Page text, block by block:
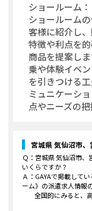
ショールーム：
ショールーム
客様に紹介し
特徴や利点を
商品を提案し
乗や体験イベ
を引きつける
ミュニケーシ
点やニーズの把
宮城県 気仙沼市、
Ｑ： 宮城県 気仙沼市、
いくらですか？
Ａ：GAYAで掲載してい
ーム》 の派遣求人情報
全国的にみると、